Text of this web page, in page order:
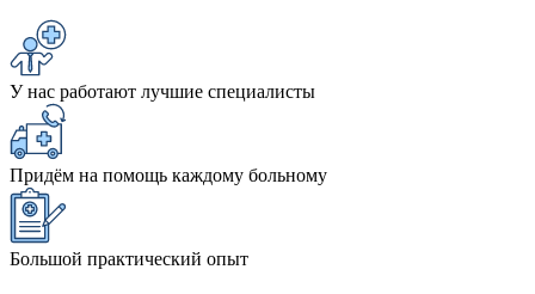
У нас работают лучшие специалисты
Придём на помощь каждому больному
Большой практический опыт